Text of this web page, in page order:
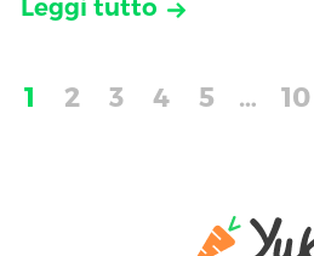
Leggi tutto
1 2 3 4 5 … 10